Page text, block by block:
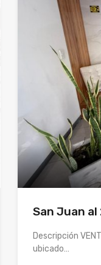
San Juan
Descripción
ubicado…